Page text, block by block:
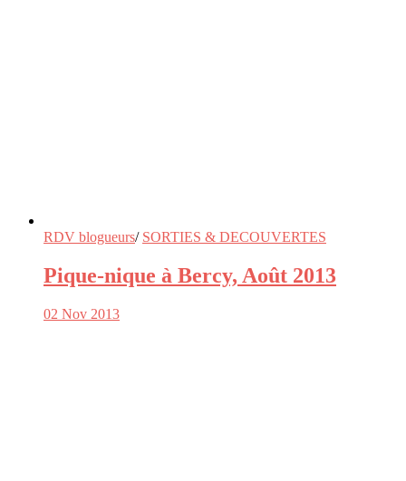
RDV blogueurs/ SORTIES & DECOUVERTES
Pique-nique à Bercy, Août 2013
02 Nov 2013